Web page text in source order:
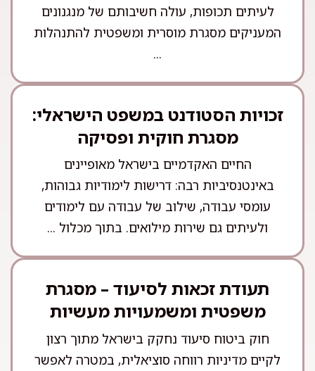
לעיתים תכופות, עולה חשיבותם של מנגנונים
המעניקים מסגרת מוסרית ומשפטית להתנהלות
...
זכויות הסטודנט במשפט הישראלי:
מסגרת חוקית ופסיקה
החיים האקדמיים בישראל מאופיינים
באינטנסיביות רבה: דרישות לימודיות גבוהות,
עומסי עבודה, שילוב של עבודה עם לימודים
ולעיתים גם שירות מילואים. בתוך מכלול ...
תעודת זכאות לסיעוד – מסגרת
משפטית ומשמעויות מעשיות
חוק ביטוח סיעוד נחקק בישראל מתוך רצון
לקיים מדיניות רווחה סוציאלית, במטרה לאפשר